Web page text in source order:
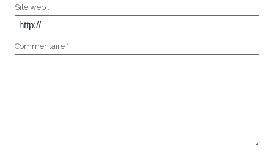
Site web :
Commentaire * :